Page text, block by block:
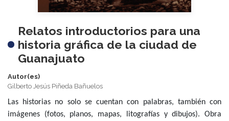
Relatos introductorios para una
historia gráfica de la ciudad de
Guanajuato
Autor(es)
Gilberto Jesús Piñeda Bañuelos
Las historias no solo se cuentan con palabras, también con
imágenes (fotos, planos, mapas, litografías y dibujos). Obra